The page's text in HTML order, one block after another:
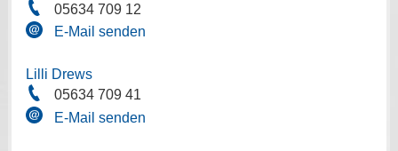
05634 709 12
E-Mail senden
Lilli Drews
05634 709 41
E-Mail senden